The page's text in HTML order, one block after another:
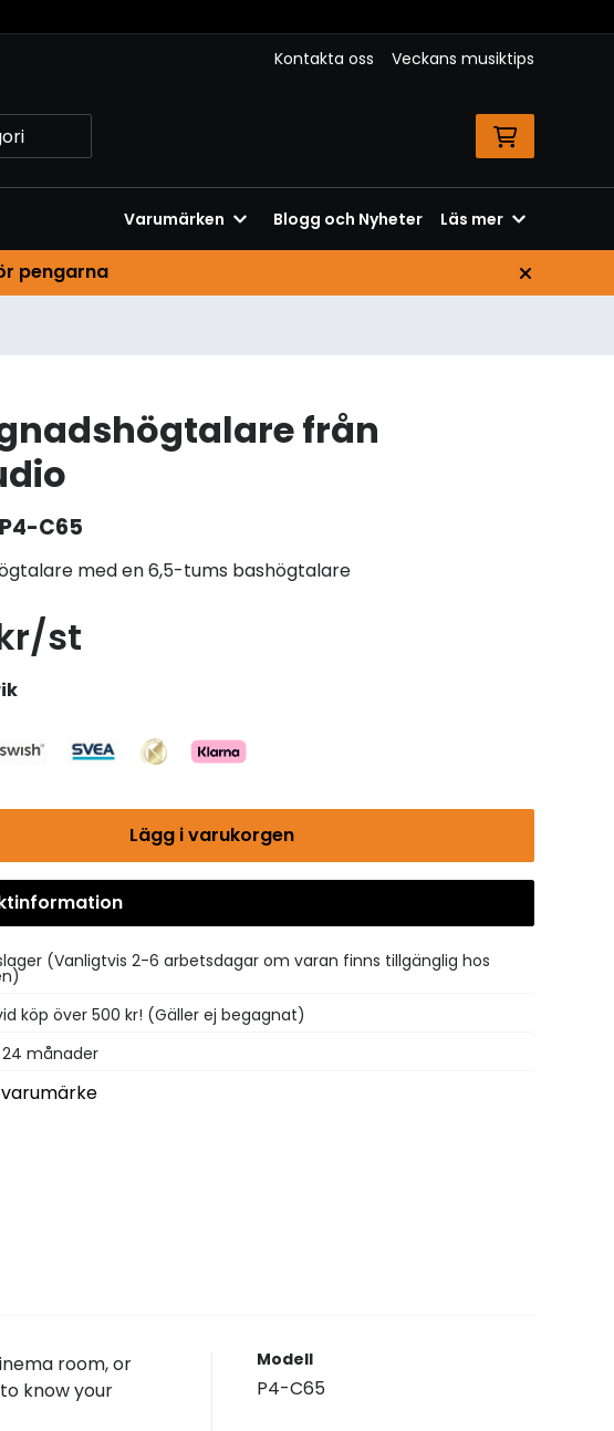
Kontakta oss Veckans musiktips
Varumärken Blogg och Nyheter Läs mer
pengarna
från
P4-C65
med en 6,5-tums bashögtalare
st
Lägg i varukorgen
(Vanligtvis 2-6 arbetsdagar om varan finns tillgänglig hos
köp över 500 kr! (Gäller ej begagnat)
månader
room, or
know your
Modell
P4-C65